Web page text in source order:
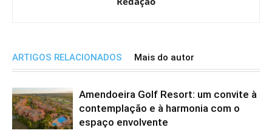
ARTIGOS RELACIONADOS Mais do autor
Amendoeira Golf Resort: um convite à
contemplação e à harmonia com o
espaço envolvente